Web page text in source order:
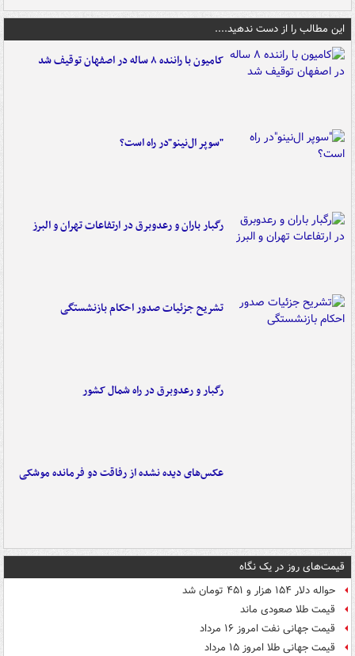
این مطالب را از دست ندهید....
کامیون با راننده ۸ ساله در اصفهان توقیف شد
"سوپر ال‌نینو"در راه است؟
رگبار باران و رعدوبرق در ارتفاعات تهران و البرز
تشریح جزئیات صدور احکام بازنشستگی
رگبار و رعدوبرق در راه شمال کشور
عکس‌های دیده نشده از رفاقت دو فرمانده‌ موشکی
قیمت‌های روز در یک نگاه
حواله دلار ۱۵۴ هزار و ۴۵۱ تومان شد
قیمت طلا صعودی ماند
قیمت جهانی نفت امروز ۱۶ مرداد
قیمت جهانی طلا امروز ۱۵ مرداد